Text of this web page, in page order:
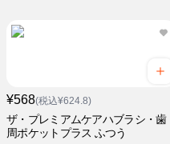
¥568(税込¥624.8)
ザ・プレミアムケアハブラシ・歯
周ポケットプラス ふつう